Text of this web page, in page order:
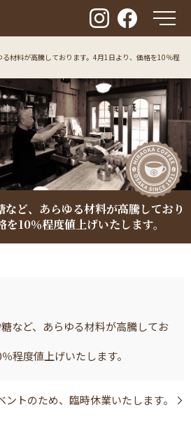
メ
材料が高騰しております。4月1日より、価格を10％程
など、あらゆる材料が高騰しており
10％程度値上げいたします。
など、あらゆる材料が高騰してお
程度値上げいたします。
トのため、臨時休業いたします。